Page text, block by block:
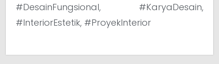
#DesainFungsional, #KaryaDesain,
#InteriorEstetik, #ProyekInterior